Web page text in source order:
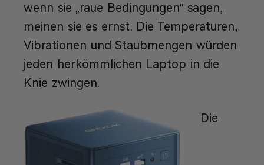
wenn sie „raue Bedingungen“ sagen,
meinen sie es ernst. Die Temperaturen,
Vibrationen und Staubmengen würden
jeden herkömmlichen Laptop in die
Knie zwingen.
Die